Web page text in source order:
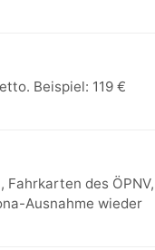
Beispiel: 119 €
des ÖPNV,
Ausnahme wieder